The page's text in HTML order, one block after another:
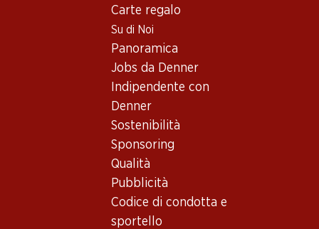
Carte regalo
Su di Noi
Panoramica
Jobs da Denner
Indipendente con
Denner
Sostenibilità
Sponsoring
Qualità
Pubblicità
Codice di condotta e
sportello
Domaines Ott by Ott Côtes
Bottiglia: 9.95
Cicadetta Reine du Sud Méd
Rosé IGP